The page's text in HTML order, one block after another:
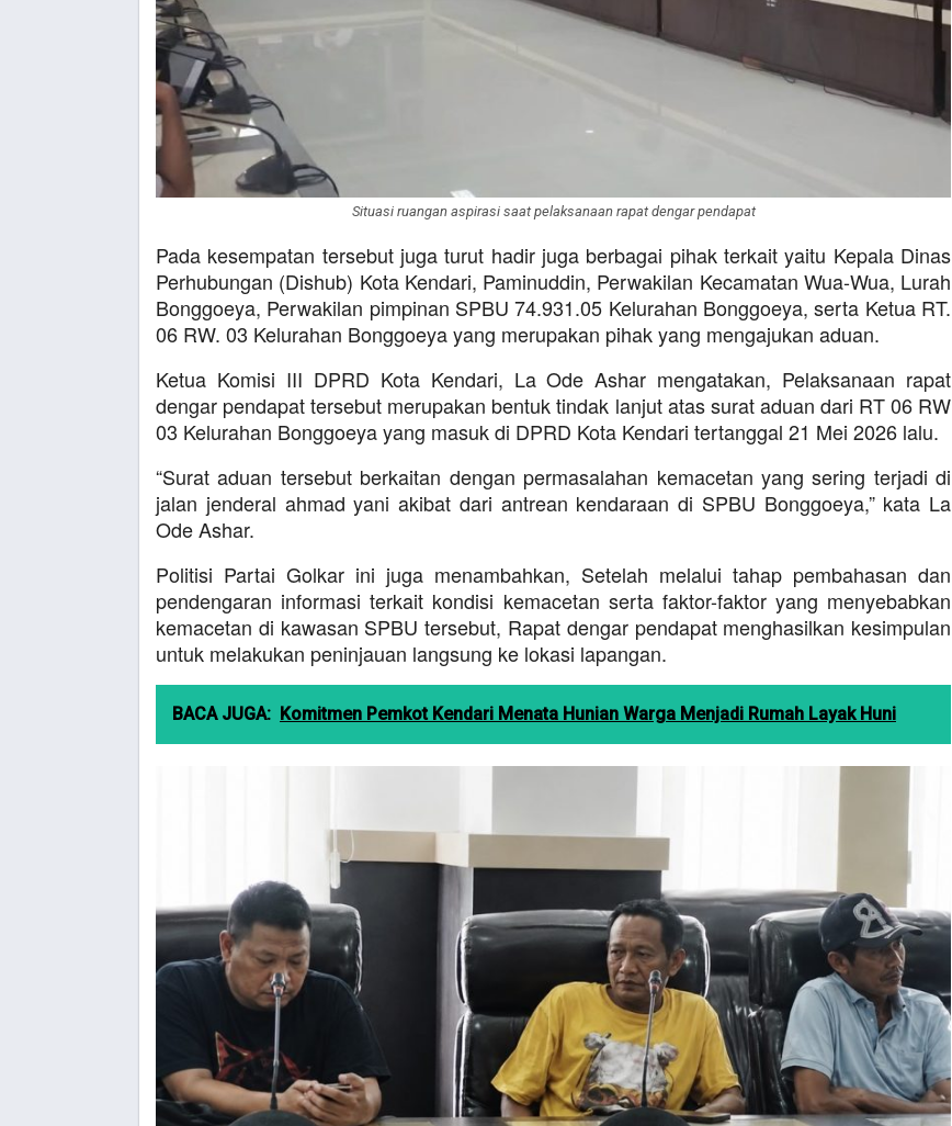
Situasi ruangan aspirasi saat pelaksanaan rapat dengar pendapat
Pada kesempatan tersebut juga turut hadir juga berbagai pihak terkait yaitu Kepala Dinas
Perhubungan (Dishub) Kota Kendari, Paminuddin, Perwakilan Kecamatan Wua-Wua, Lurah
Bonggoeya, Perwakilan pimpinan SPBU 74.931.05 Kelurahan Bonggoeya, serta Ketua RT.
06 RW. 03 Kelurahan Bonggoeya yang merupakan pihak yang mengajukan aduan.
Ketua Komisi III DPRD Kota Kendari, La Ode Ashar mengatakan, Pelaksanaan rapat
dengar pendapat tersebut merupakan bentuk tindak lanjut atas surat aduan dari RT 06 RW
03 Kelurahan Bonggoeya yang masuk di DPRD Kota Kendari tertanggal 21 Mei 2026 lalu.
“Surat aduan tersebut berkaitan dengan permasalahan kemacetan yang sering terjadi di
jalan jenderal ahmad yani akibat dari antrean kendaraan di SPBU Bonggoeya,” kata La
Ode Ashar.
Politisi Partai Golkar ini juga menambahkan, Setelah melalui tahap pembahasan dan
pendengaran informasi terkait kondisi kemacetan serta faktor-faktor yang menyebabkan
kemacetan di kawasan SPBU tersebut, Rapat dengar pendapat menghasilkan kesimpulan
untuk melakukan peninjauan langsung ke lokasi lapangan.
BACA JUGA: Komitmen Pemkot Kendari Menata Hunian Warga Menjadi Rumah Layak Huni